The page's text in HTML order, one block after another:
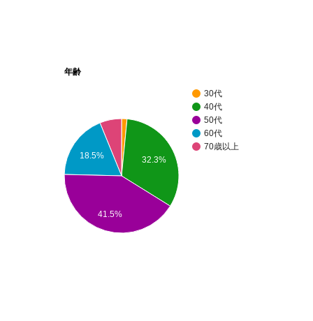
年齢
30代
40代
50代
60代
70歳以上
32.3%
18.5%
41.5%